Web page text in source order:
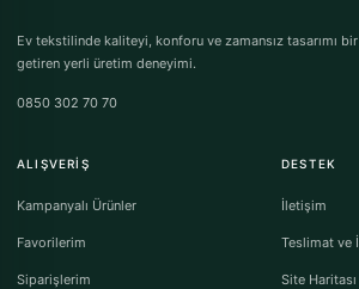
Ev tekstilinde kaliteyi, konforu ve zamansız tasarımı
getiren yerli üretim deneyimi.
0850 302 70 70
ALIŞVERIŞ
Kampanyalı Ürünler
Favorilerim
Siparişlerim
DESTEK
İletişim
Teslimat ve
Site Haritası